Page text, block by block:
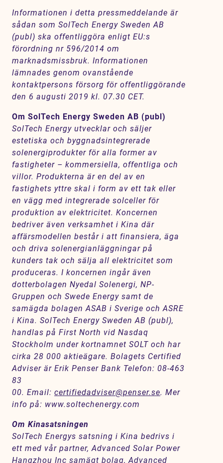
Informationen i detta pressmeddelande är
sådan som SolTech Energy Sweden AB
(publ) ska offentliggöra enligt EU:s
förordning nr 596/2014 om
marknadsmissbruk. Informationen
lämnades genom ovanstående
kontaktpersons försorg för offentliggörande
den 6 augusti 2019 kl. 07.30 CET.
Om SolTech Energy Sweden AB (publ)
SolTech Energy utvecklar och säljer
estetiska och byggnadsintegrerade
solenergiprodukter för alla former av
fastigheter – kommersiella, offentliga och
villor. Produkterna är en del av en
fastighets yttre skal i form av ett tak eller
en vägg med integrerade solceller för
produktion av elektricitet. Koncernen
bedriver även verksamhet i Kina där
affärsmodellen består i att finansiera, äga
och driva solenergianläggningar på
kunders tak och sälja all elektricitet som
produceras. I koncernen ingår även
dotterbolagen Nyedal Solenergi, NP-
Gruppen och Swede Energy samt de
samägda bolagen ASAB i Sverige och ASRE
i Kina. SolTech Energy Sweden AB (publ),
handlas på First North vid Nasdaq
Stockholm under kortnamnet SOLT och har
cirka 28 000 aktieägare. Bolagets Certified
Adviser är Erik Penser Bank Telefon: 08-463
83
00. Email: certifiedadviser@penser.se. Mer
info på: www.soltechenergy.com
Om Kinasatsningen
SolTech Energys satsning i Kina bedrivs i
ett med vår partner, Advanced Solar Power
Hangzhou Inc samägt bolag, Advanced